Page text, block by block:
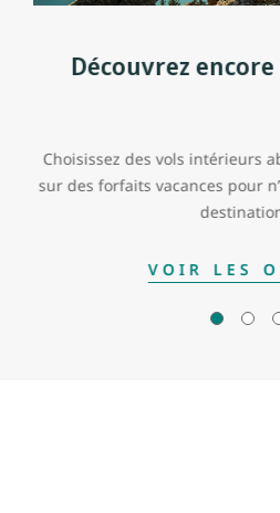
Découvrez
Choisissez des vols intérieurs
sur des forfaits vacances pour
VOIR LES